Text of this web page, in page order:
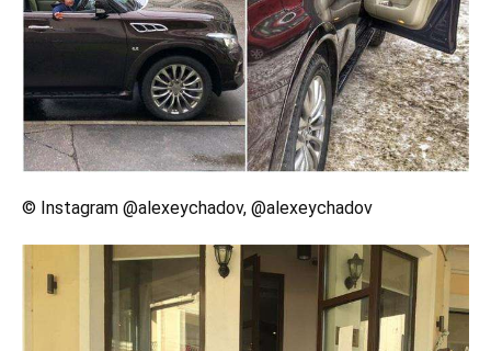
© Instagram @alexeychadov, @alexeychadov